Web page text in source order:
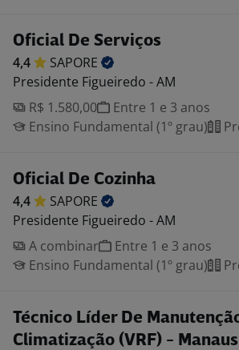
Oficial De Serviços
4,4
SAPORE
Presidente Figueiredo - AM
R$ 1.580,00
Entre 1 e 3 anos
Ensino Fundamental (1º grau)
Oficial De Cozinha
4,4
SAPORE
Presidente Figueiredo - AM
A combinar
Entre 1 e 3 anos
Ensino Fundamental (1º grau)
Técnico Líder De
Climatização (VRF) - Manaus